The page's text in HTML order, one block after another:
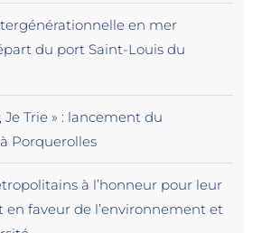
en mer
du port Saint-Louis du
Je Trie » : lancement du
Porquerolles
à l’honneur pour leur
faveur de l’environnement et